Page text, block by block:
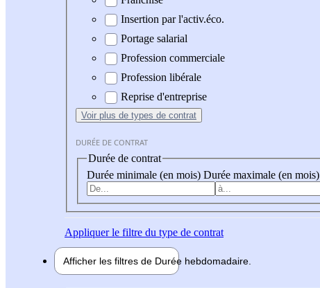
Insertion par l'activ.éco.
Portage salarial
Profession commerciale
Profession libérale
Reprise d'entreprise
Voir plus de types de contrat
DURÉE DE CONTRAT
Durée de contrat
Durée minimale (en mois) Durée maximale (en mois)
Appliquerle filtre du type de contrat
Afficher les filtres de Durée hebdomadaire